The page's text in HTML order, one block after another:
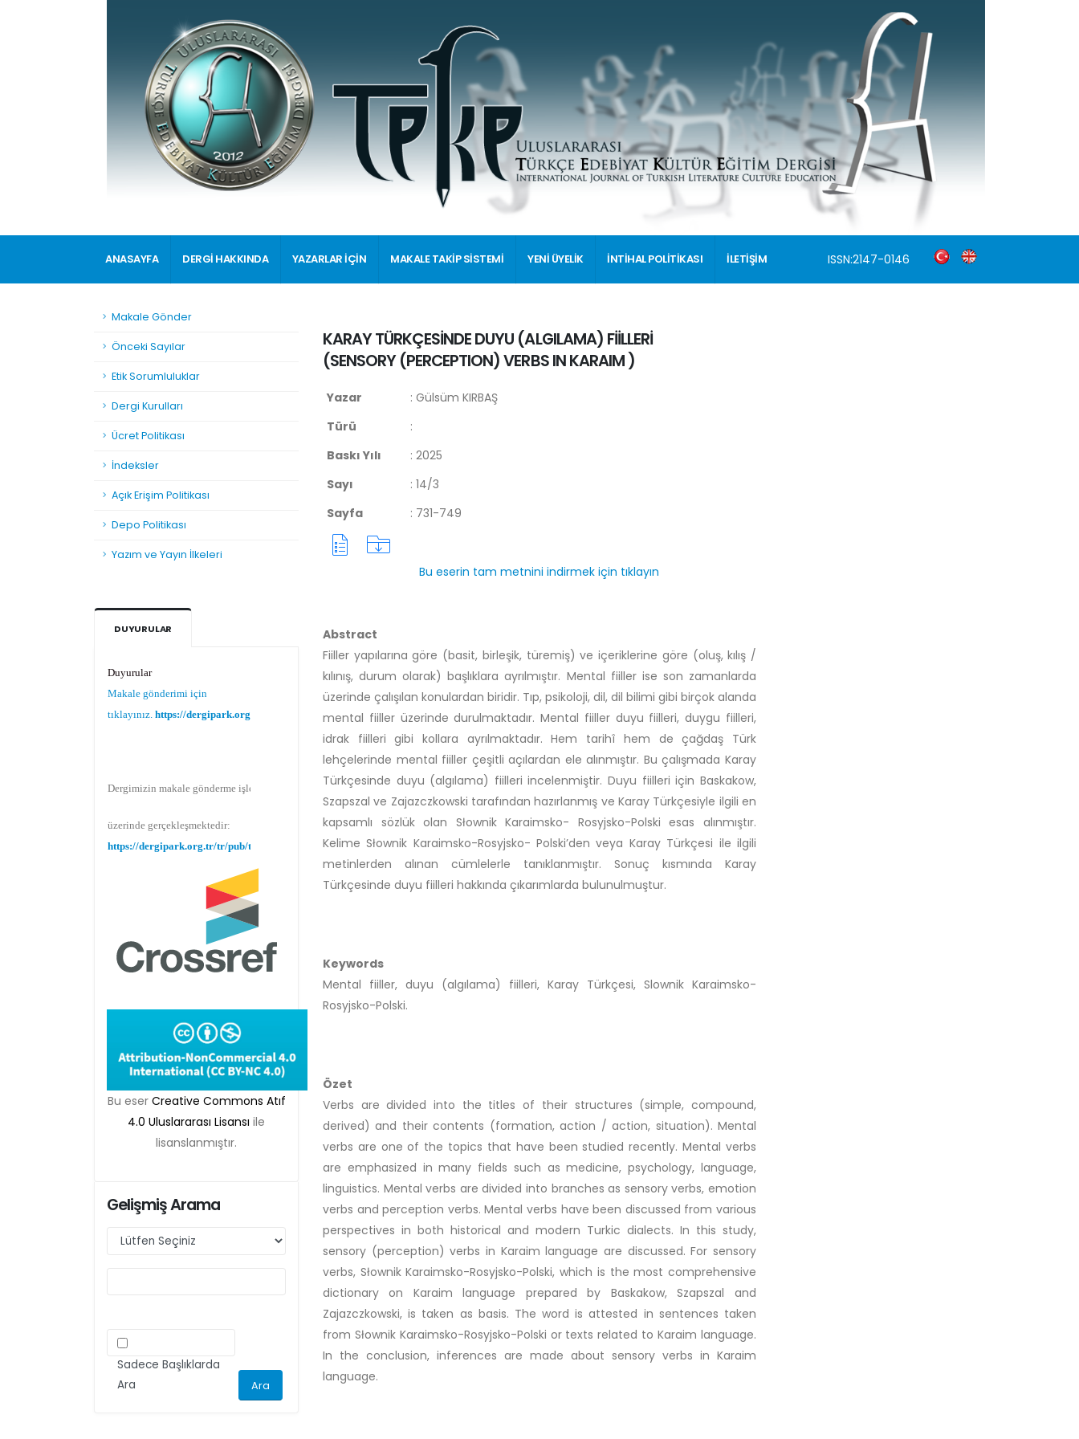
ANASAYFA DERGİ HAKKINDA YAZARLAR İÇİN MAKALE TAKİP SİSTEMİ YENİ ÜYELİK İNTİHAL POLİTİKASI İLETİŞİM ISSN:2147-0146
Makale Gönder
Önceki Sayılar
Etik Sorumluluklar
Dergi Kurulları
Ücret Politikası
İndeksler
Açık Erişim Politikası
Depo Politikası
Yazım ve Yayın İlkeleri
DUYURULAR
Makale gönderimi için
tıklayınız. https://dergipark.org.tr/tr/pub/teke
https://dergipark.org.tr/tr/pub/teke
Makale gönderimi için Dergipark sitemizi
https://dergipark.org.tr/tr/pub/teke
TR DIZIN 2020 Etik Kriterleri kapsamında,
dergimize 2020 yılında gönderilen ve
gönderilecek olan yayınlar için Etik Kurul
Belgesi zorunlu olacaktır. Bu kapsamda etik
kurul izni gerektiren çalışmalar için makalenin
yöntem bölümünde ilgili Etik Kurul Onayı ile
gönderimi yapacak olan aday yazarlarımızın
makalelerini düzenlemeleri önemle rica olunur.
Bu eser Creative Commons Atıf
4.0 Uluslararası Lisansı ile
lisanslanmıştır.
Gelişmiş Arama
Sadece Başlıklarda
Ara
KARAY TÜRKÇESİNDE DUYU (ALGILAMA) FİİLLERİ
(SENSORY (PERCEPTION) VERBS IN KARAIM)
Yazar : Gülsüm KIRBAŞ
Türü
:
Baskı Yılı
: 2025
Sayı
: 14/3
Sayfa
: 731-749
Bu eserin tam metnini indirmek için tıklayın
Abstract
Fiiller yapılarına göre (basit, birleşik, türemiş) ve içeriklerine göre (oluş, kılış /
kılınış, durum olarak) başlıklara ayrılmıştır. Mental fiiller ise son zamanlarda
üzerinde çalışılan konulardan biridir. Tıp, psikoloji, dil, dil bilimi gibi birçok alanda
mental fiiller üzerinde durulmaktadır. Mental fiiller duyu fiilleri, duygu fiilleri,
idrak fiilleri gibi kollara ayrılmaktadır. Hem tarihî hem de çağdaş Türk
lehçelerinde mental fiiller çeşitli açılardan ele alınmıştır. Bu çalışmada Karay
Türkçesinde duyu (algılama) fiilleri incelenmiştir. Duyu fiilleri için Baskakow,
Szapszal ve Zajazczkowski tarafından hazırlanmış ve Karay Türkçesiyle ilgili en
kapsamlı sözlük olan Słownik Karaimsko- Rosyjsko-Polski esas alınmıştır.
Kelime Słownik Karaimsko-Rosyjsko- Polski’den veya Karay Türkçesi ile ilgili
metinlerden alınan cümlelerle tanıklanmıştır. Sonuç kısmında Karay
Türkçesinde duyu fiilleri hakkında çıkarımlarda bulunulmuştur.
Keywords
Mental fiiller, duyu (algılama) fiilleri, Karay Türkçesi, Slownik Karaimsko-
Rosyjsko-Polski.
Özet
Verbs are divided into the titles of their structures (simple, compound,
derived) and their contents (formation, action / action, situation). Mental
verbs are one of the topics that have been studied recently. Mental verbs
are emphasized in many fields such as medicine, psychology, language,
linguistics. Mental verbs are divided into branches as sensory verbs, emotion
verbs and perception verbs. Mental verbs have been discussed from various
perspectives in both historical and modern Turkic dialects. In this study,
sensory (perception) verbs in Karaim language are discussed. For sensory
verbs, Słownik Karaimsko-Rosyjsko-Polski, which is the most comprehensive
dictionary on Karaim language prepared by Baskakow, Szapszal and
Zajazczkowski, is taken as basis. The word is attested in sentences taken
from Słownik Karaimsko-Rosyjsko-Polski or texts related to Karaim language.
In the conclusion, inferences are made about sensory verbs in Karaim
language.